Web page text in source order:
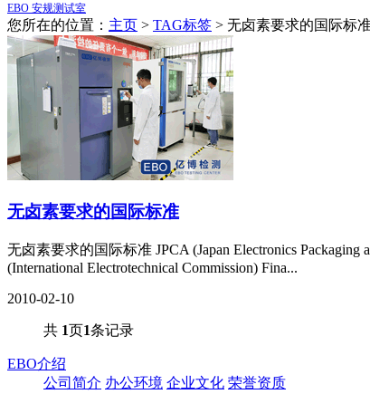
EBO 安规测试室
您所在的位置： 主页 > TAG标签 > 无卤素要求的国际标
无卤素要求的国际标准
无卤素要求的国际标准 JPCA (Japan Electronics Packaging
(International Electrotechnical Commission) Fina...
2010-02-10
共 1页1条记录
EBO介绍
公司简介 办公环境 企业文化 荣誉资质